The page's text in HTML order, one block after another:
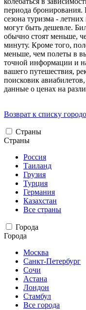
периода
сезона туризма -
могут быть дешевле.
обычно стоят меньше,
минуту. Кроме того,
меньше, чем полеты в
точной информации и
вашего путешествия,
поисковик
данные о ценах на
Возврат к списку
Страны
Страны
Россия
Таиланд
Грузия
Турция
Германия
Казахстан
Все страны
Города
Города
Москва
Санкт-Петербург
Сочи
Астана
Лондон
Стамбул
Все города